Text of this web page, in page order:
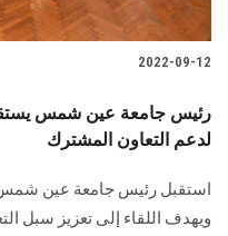
2022-09-12
رئيس جامعة عين شمس
لدعم التعاون المشترك
استقبل رئيس جامعة عين شمس،
ويهدف اللقاء إلى تعزيز سبل